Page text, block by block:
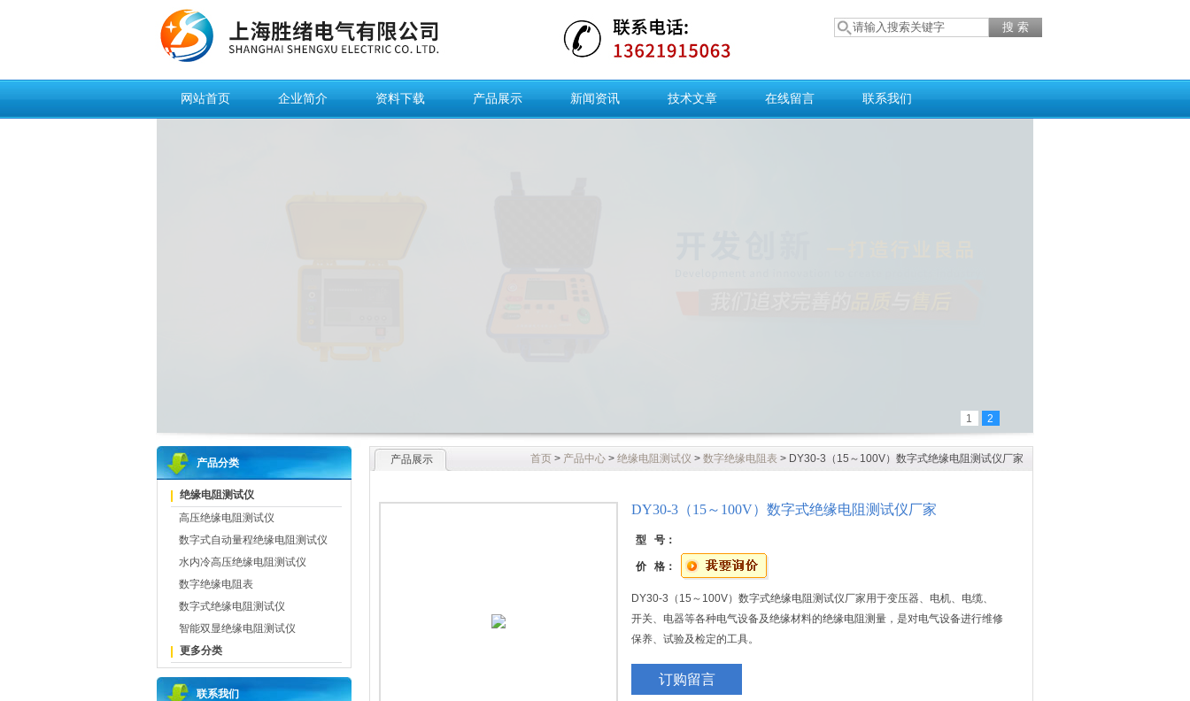
网站首页 企业简介 资料下载 产品展示 新闻资讯 技术文章 在线留言 联系我们
1 2
产品分类
绝缘电阻测试仪
高压绝缘电阻测试仪
数字式自动量程绝缘电阻测试仪
水内冷高压绝缘电阻测试仪
数字绝缘电阻表
数字式绝缘电阻测试仪
智能双显绝缘电阻测试仪
更多分类
联系我们
产品展示 首页 > 产品中心 > 绝缘电阻测试仪 > 数字绝缘电阻表 > DY30-3（15～100V）数字式绝缘电阻测试仪厂家
DY30-3（15～100V）数字式绝缘电阻测试仪厂家
型 号：
价 格：
DY30-3（15～100V）数字式绝缘电阻测试仪厂家用于变压器、电机、电缆、
开关、电器等各种电气设备及绝缘材料的绝缘电阻测量，是对电气设备进行维修
保养、试验及检定的工具。
订购留言